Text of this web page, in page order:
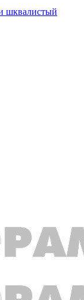
шквалистый